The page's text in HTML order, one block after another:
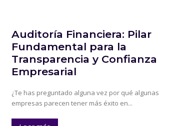
Auditoría Financiera: Pilar
Fundamental para la
Transparencia y Confianza
Empresarial
¿Te has preguntado alguna vez por qué algunas
empresas parecen tener más éxito en...